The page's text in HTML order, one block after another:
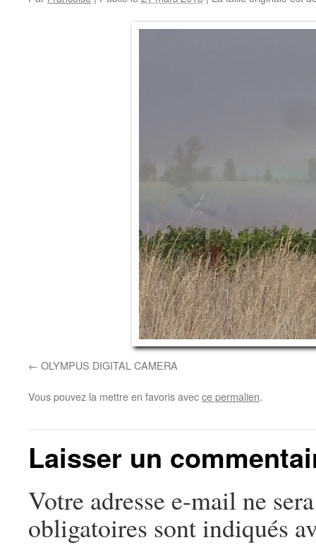
OLYMPUS DIGITAL CAMERA
Vous pouvez la mettre en favoris avecce permalien.
Laisser un
Votre adresse e-mail ne
obligatoires sont indiqués